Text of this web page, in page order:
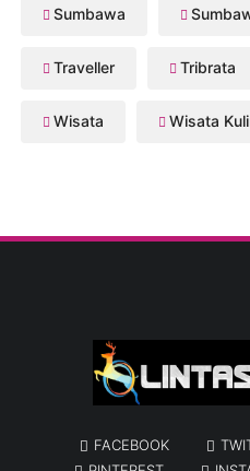
Sumbawa
Traveller Tribrata
Wisata Wisata
FACEBOOK